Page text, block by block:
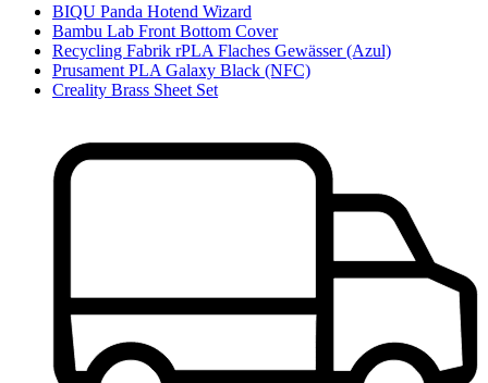
BIQU Panda Hotend Wizard
Bambu Lab Front Bottom Cover
Recycling Fabrik rPLA Flaches Gewässer (Azul)
Prusament PLA Galaxy Black (NFC)
Creality Brass Sheet Set